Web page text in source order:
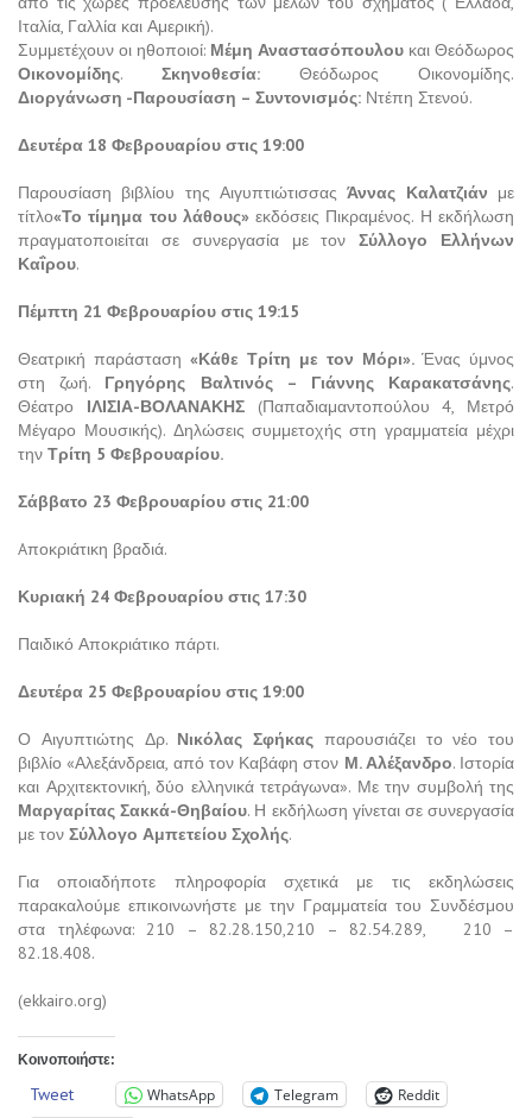
Ιταλία, Γαλλία και Αμερική).
Συμμετέχουν οι ηθοποιοί: Μέμη Αναστασόπουλου και Θεόδωρος
Οικονομίδης. Σκηνοθεσία: Θεόδωρος Οικονομίδης.
Διοργάνωση -Παρουσίαση – Συντονισμός: Ντέπη Στενού.
Δευτέρα 18 Φεβρουαρίου στις 19:00
Παρουσίαση βιβλίου της ΑιγυπτιώτισσαςΆννας Καλατζιάν με
τίτλο«Το τίμημα του λάθους»εκδόσεις Πικραμένος. Η εκδήλωση
πραγματοποιείται σε συνεργασία με τονΣύλλογο Ελλήνων
Καΐρου.
Πέμπτη 21 Φεβρουαρίου στις 19:15
Θεατρική παράσταση «Κάθε Τρίτη με τον Μόρι». Ένας ύμνος
στη ζωή. Γρηγόρης Βαλτινός – Γιάννης Καρακατσάνης.
Θέατρο ΙΛΙΣΙΑ-ΒΟΛΑΝΑΚΗΣ(Παπαδιαμαντοπούλου 4, Μετρό
Μέγαρο Μουσικής). Δηλώσεις συμμετοχής στη γραμματεία μέχρι
την Τρίτη 5 Φεβρουαρίου.
Σάββατο 23 Φεβρουαρίου στις 21:00
Aποκριάτικη βραδιά.
Κυριακή 24 Φεβρουαρίου στις 17:30
Παιδικό Αποκριάτικο πάρτι.
Δευτέρα 25 Φεβρουαρίου στις 19:00
Ο Αιγυπτιώτης Δρ. Νικόλας Σφήκας παρουσιάζει το νέο του
βιβλίο «Αλεξάνδρεια, από τον Καβάφη στον Μ. Αλέξανδρο. Ιστορία
και Αρχιτεκτονική, δύο ελληνικά τετράγωνα». Με την συμβολή της
Μαργαρίτας Σακκά-Θηβαίου. Η εκδήλωση γίνεται σε συνεργασία
με τον Σύλλογο Αμπετείου Σχολής.
Για οποιαδήποτε πληροφορία σχετικά με τις εκδηλώσεις
παρακαλούμε επικοινωνήστε με την Γραμματεία του Συνδέσμου
στα τηλέφωνα: 210 – 82.28.150,210 – 82.54.289, 210 –
82.18.408.
(ekkairo.org)
Κοινοποιήστε:
Tweet WhatsApp Telegram
Reddit